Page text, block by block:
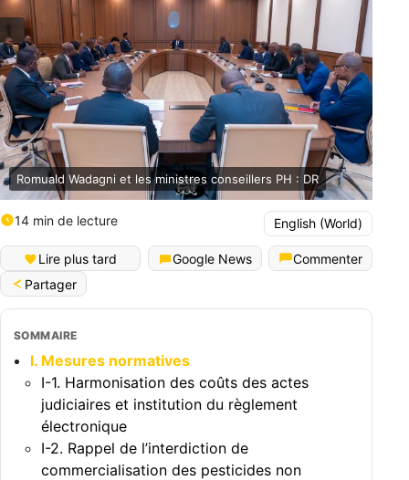
Romuald Wadagni et les ministres conseillers PH : DR
14 min de lecture English (World)
Lire plus tard Google News
Commenter
Partager
SOMMAIRE
I. Mesures normatives
I-1. Harmonisation des coûts des actes
judiciaires et institution du règlement
électronique
I-2. Rappel de l’interdiction de
commercialisation des pesticides non